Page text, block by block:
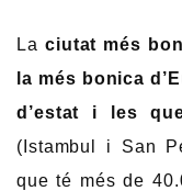
La ciutat més
la més bonica
d’estat i les
(Istambul i San
que té més de